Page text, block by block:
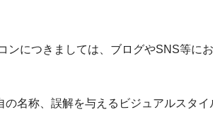
につきましては、ブログやSNS等に
名称、誤解を与えるビジュアルスタイ